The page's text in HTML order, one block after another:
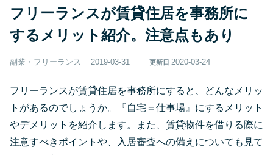
フリーランスが賃貸住居を事務所に
するメリット紹介。注意点もあり
副業・フリーランス 2019-03-31 更新日 2020-03-24
フリーランスが賃貸住居を事務所にすると、どんなメリッ
トがあるのでしょうか。『自宅＝仕事場』にするメリット
やデメリットを紹介します。また、賃貸物件を借りる際に
注意すべきポイントや、入居審査への備えについても見て